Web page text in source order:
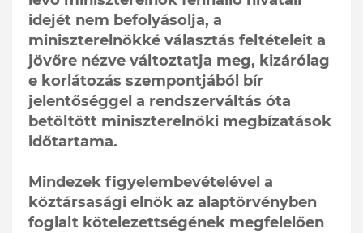
idejét nem befolyásolja, a
miniszterelnökké választás feltételeit a
jövőre nézve változtatja meg, kizárólag
e korlátozás szempontjából bír
jelentőséggel a rendszerváltás óta
betöltött miniszterelnöki megbízatások
időtartama.
Mindezek figyelembevételével a
köztársasági elnök az alaptörvényben
foglalt kötelezettségének megfelelően